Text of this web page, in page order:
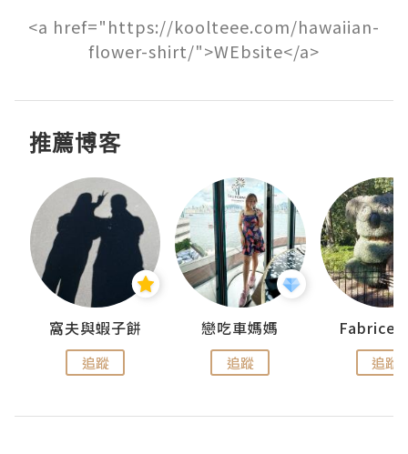
<a href="https://koolteee.com/hawaiian-
flower-shirt/">WEbsite</a>
推薦博客
窩夫與蝦子餅
追蹤
戀吃車媽媽
追蹤
Fabrice
追蹤